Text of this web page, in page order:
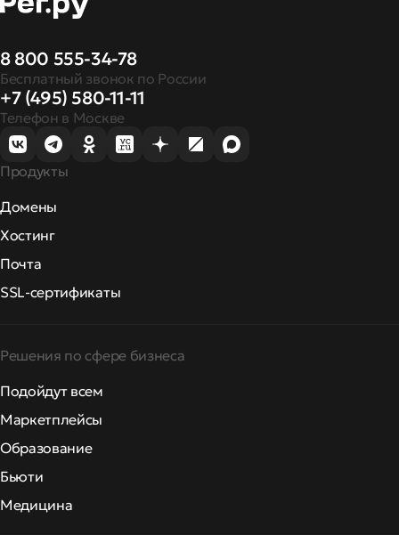
8 800 555-34-78
Бесплатный звонок по России
+7 (495) 580-11-11
Телефон в Москве
Продукты
Домены
Хостинг
Почта
SSL-сертификаты
Решения по сфере бизнеса
Подойдут всем
Маркетплейсы
Образование
Бьюти
Медицина